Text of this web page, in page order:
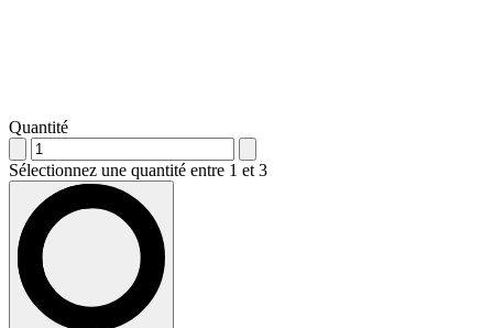
Quantité
Sélectionnez une quantité entre 1 et 3